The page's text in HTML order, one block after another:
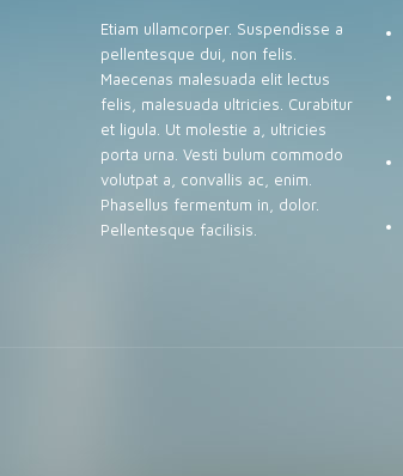
Etiam ullamcorper. Suspendisse a
pellentesque dui, non felis.
Maecenas malesuada elit lectus
felis, malesuada ultricies. Curabitur
et ligula. Ut molestie a, ultricies
porta urna. Vesti bulum commodo
volutpat a, convallis ac, enim.
Phasellus fermentum in, dolor.
Pellentesque facilisis.